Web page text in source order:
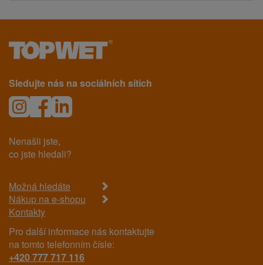
Sledujte nás na sociálních sítích
Nenašli jste,
co jste hledali?
Možná hledáte
Nákup na e-shopu
Kontakty
Pro další informace nás kontaktujte
na tomto telefonním čísle:
+420 777 717 116